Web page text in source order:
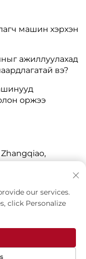
машин хэрхэн
ажиллуулахад
вэ?
оржээ
Zhangqiao,
our services.
click Personalize